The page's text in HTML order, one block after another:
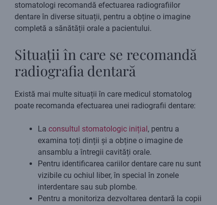
stomatologi recomandă efectuarea radiografiilor
dentare în diverse situații, pentru a obține o imagine
completă a sănătății orale a pacientului.
Situații în care se recomandă
radiografia dentară
Există mai multe situații în care medicul stomatolog
poate recomanda efectuarea unei radiografii dentare:
La consultul stomatologic inițial, pentru a
examina toți dinții și a obține o imagine de
ansamblu a întregii cavități orale.
Pentru identificarea cariilor dentare care nu sunt
vizibile cu ochiul liber, în special în zonele
interdentare sau sub plombe.
Pentru a monitoriza dezvoltarea dentară la copii